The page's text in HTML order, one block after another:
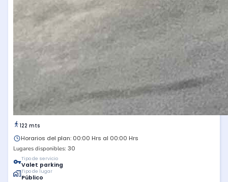
122 mts
Horarios del plan: 00:00 Hrs al 00:00 Hrs
Lugares disponibles: 30
Tipo de servicio
Valet parking
Tipo de lugar
Público